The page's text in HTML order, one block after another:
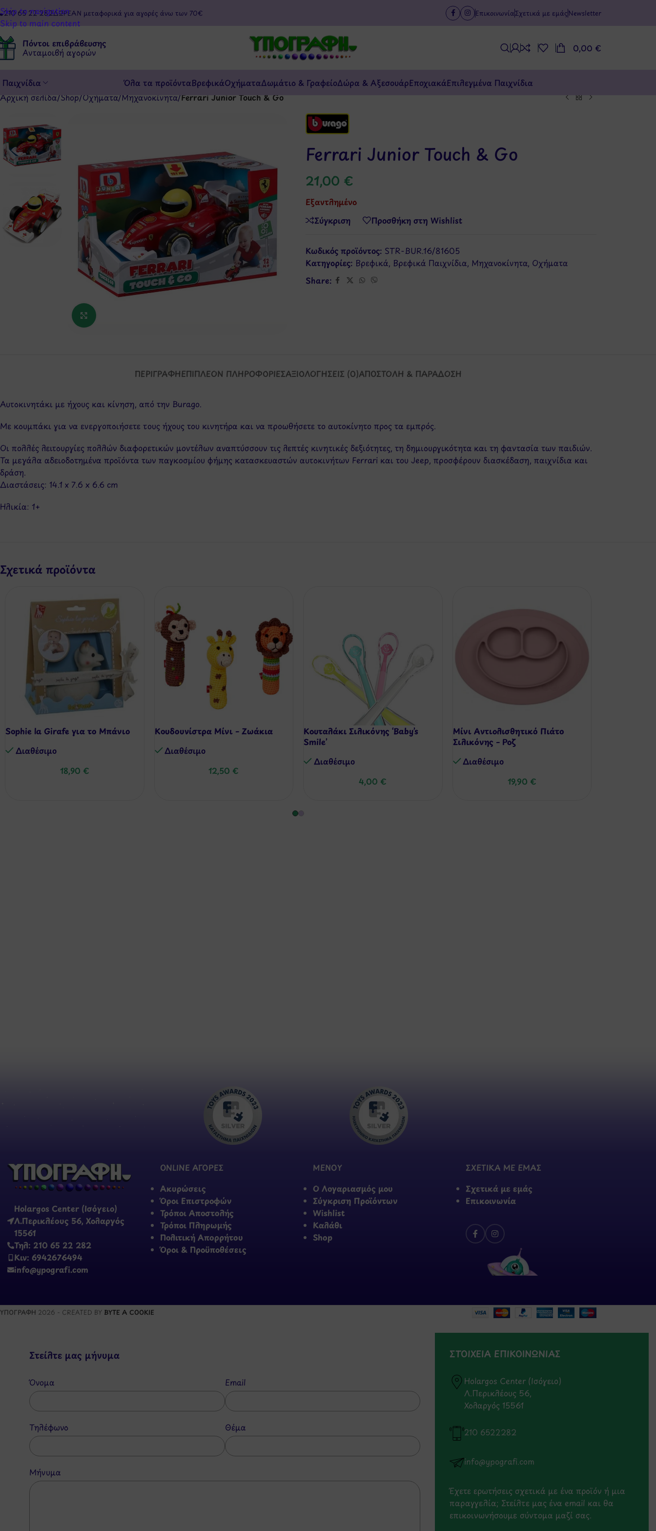
Skip to navigation
Skip to main content
210 65 22 282ΔΩΡΕΑΝ μεταφορικά για αγορές άνω των 70€ Επικοινωνία Σχετικά με εμάςNewsletter
Πόντοι επιβράβευσης
Ανταμοιβή αγορών 0,00 €
Παιχνίδια Όλα τα προϊόνταΒρεφικάΟχήματαΔωμάτιο & ΓραφείοΔώρα & ΑξεσουάρΕποχιακάΕπιλεγμένα Παιχνίδια
Αρχική σελίδα/Shop/Οχήματα/Μηχανοκίνητα/Ferrari Junior Touch & Go
Ferrari Junior Touch & Go
21,00 €
Εξαντλημένο
Σύγκριση
Προσθήκη στη Wishlist
Κωδικός προϊόντος: STR-BUR.16/81605
Κατηγορίες: Βρεφικά, Βρεφικά Παιχνίδια, Μηχανοκίνητα, Οχήματα
Share:
ΠΕΡΙΓΡΑΦΉΕΠΙΠΛΈΟΝ ΠΛΗΡΟΦΟΡΊΕΣΑΞΙΟΛΟΓΉΣΕΙΣ (0)ΑΠΟΣΤΟΛΉ & ΠΑΡΆΔΟΣΗ
Αυτοκινητάκι με ήχους και κίνηση, από την Burago.
Με κουμπάκι για να ενεργοποιήσετε τους ήχους του κινητήρα και να προωθήσετε το αυτοκίνητο προς τα εμπρός.
Οι πολλές λειτουργίες πολλών διαφορετικών μοντέλων αναπτύσσουν τις λεπτές κινητικές δεξιότητες, τη δημιουργικότητα και τη φαντασία των παιδιών.
Τα μεγάλα αδειοδοτημένα προϊόντα των παγκοσμίου φήμης κατασκευαστών αυτοκινήτων Ferrari και του Jeep, προσφέρουν διασκέδαση, παιχνίδια και
δράση.
Διαστάσεις: 14.1 x 7.6 x 6.6 cm
Ηλικία: 1+
Σχετικά προϊόντα
Sophie la Girafe για το Μπάνιο
Διαθέσιμo
18,90 €
Κουδουνίστρα Μίνι – Ζωάκια
Διαθέσιμo
12,50€
Κουταλάκι Σιλικόνης ‘Baby’s
Smile’
Διαθέσιμo
4,00€
Μίνι Αντιολισθητικό Πιάτο
Σιλικόνης – Ροζ
Διαθέσιμo
19,90 €
Holargos Center (Ισόγειο)
Λ.Περικλέους 56, Χολαργός
15561
Τηλ: 210 65 22 282
Κιν: 6942676494
info@ypografi.com
ONLINE ΑΓΟΡΕΣ
Ακυρώσεις
Όροι Επιστροφών
Τρόποι Αποστολής
Τρόποι Πληρωμής
Πολιτική Απορρήτου
Όροι & Προϋποθέσεις
ΜΕΝΟΥ
Ο Λογαριασμός μου
Σύγκριση Προϊόντων
Wishlist
Καλάθι
Shop
ΣΧΕΤΙΚΑ ΜΕ ΕΜΑΣ
Σχετικά με εμάς
Επικοινωνία
ΥΠΟΓΡΑΦΗ 2026 - CREATED BY BYTE A COOKIE
Στείλτε μας μήνυμα
Όνομα Email
Τηλέφωνο Θέμα
Μήνυμα
ΣΤΟΙΧΕΙΑ ΕΠΙΚΟΙΝΩΝΙΑΣ
Holargos Center (Ισόγειο)
Λ.Περικλέους 56,
Χολαργός 15561
210 6522282
info@ypografi.com
Έχετε ερωτήσεις σχετικά με ένα προϊόν ή μια
παραγγελία; Στείλτε μας ένα email και θα
επικοινωνήσουμε σύντομα μαζί σας.